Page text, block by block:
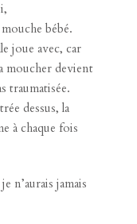
bébé.
joue avec, car
moucher devient
traumatisée.
dessus, la
à chaque fois
n’aurais jamais